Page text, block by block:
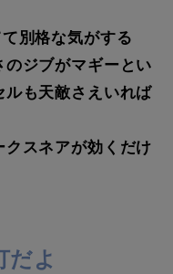
別格な気がする
のジブがマギーとい
ルも天敵さえいれば
スネアが効くだけ
だよ